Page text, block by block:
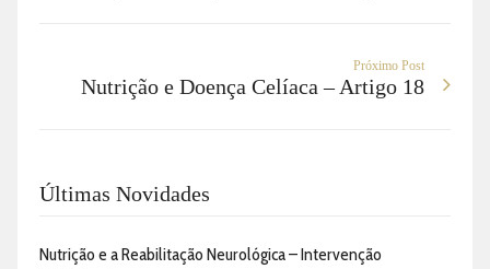
Próximo Post
Nutrição e Doença Celíaca – Artigo 18
Últimas Novidades
Nutrição e a Reabilitação Neurológica – Intervenção